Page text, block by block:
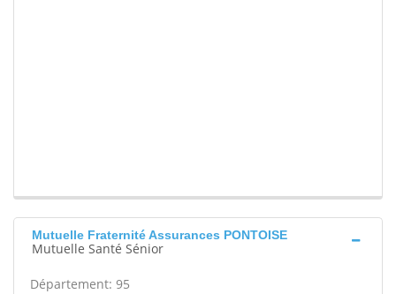
Mutuelle Fraternité Assurances PONTOISE
Mutuelle Santé Sénior
Département: 95